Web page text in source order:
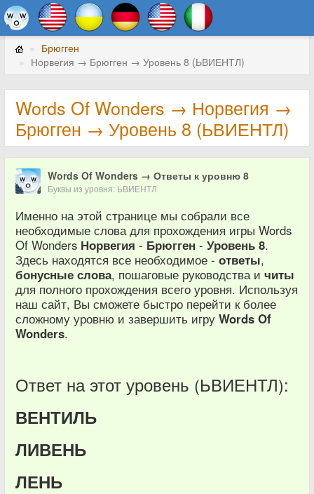
Брюгген
Норвегия → Брюгген → Уровень 8 (ЬВИЕНТЛ)
Words Of Wonders → Норвегия →
Брюгген → Уровень 8 (ЬВИЕНТЛ)
Words Of Wonders → Ответы к уровню 8
Буквы из уровня: ЬВИЕНТЛ
Именно на этой странице мы собрали все
необходимые слова для прохождения игры Words
Of Wonders Норвегия - Брюгген - Уровень 8.
Здесь находятся все необходимое - ответы,
бонусные слова, пошаговые руководства и читы
для полного прохождения всего уровня. Используя
наш сайт, Вы сможете быстро перейти к более
сложному уровню и завершить игру Words Of
Wonders.
Ответ на этот уровень (ЬВИЕНТЛ):
ВЕНТИЛЬ
ЛИВЕНЬ
ЛЕНЬ